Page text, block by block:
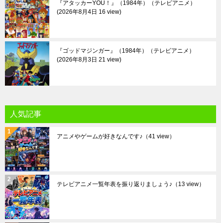
『アタッカーYOU！』（1984年）（テレビアニメ）
2026年8月4日 16 view
『ゴッドマジンガー』（1984年）（テレビアニメ）
2026年8月3日 21 view
人気記事
アニメやゲームが好きなんです♪ （41 view）
テレビアニメ一覧年表を振り返りましょう♪ （13 view）